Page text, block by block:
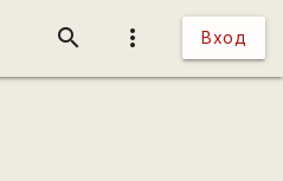
more_vert Вход
search